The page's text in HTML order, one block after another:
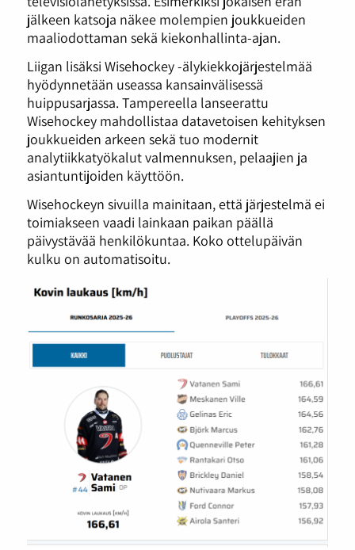
jälkeen katsoja näkee molempien joukkueiden
maaliodottaman sekä kiekonhallinta-ajan.
Liigan lisäksi Wisehockey -älykiekkojärjestelmää
hyödynnetään useassa kansainvälisessä
huippusarjassa. Tampereella lanseerattu
Wisehockey mahdollistaa datavetoisen kehityksen
joukkueiden arkeen sekä tuo modernit
analytiikkatyökalut valmennuksen, pelaajien ja
asiantuntijoiden käyttöön.
Wisehockeyn sivuilla mainitaan, että järjestelmä ei
toimiakseen vaadi lainkaan paikan päällä
päivystävää henkilökuntaa. Koko ottelupäivän
kulku on automatisoitu.